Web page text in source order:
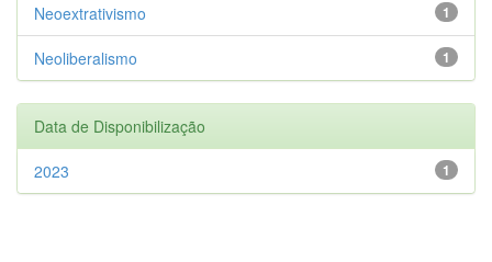
1
Neoextrativismo
1
Neoliberalismo
Data de Disponibilização
1
2023